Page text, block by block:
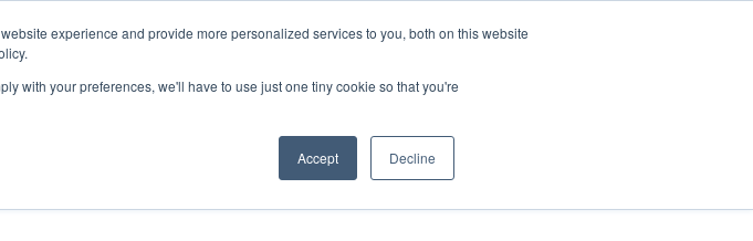
experience and provide more personalized services to you, both on this website
with your preferences, we'll have to use just one tiny cookie so that you're
Accept Decline